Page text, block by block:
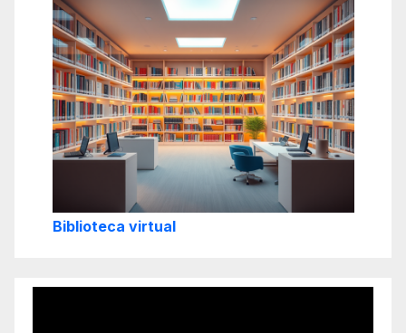
Biblioteca virtual